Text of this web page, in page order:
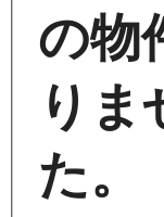
の物
りま
た。